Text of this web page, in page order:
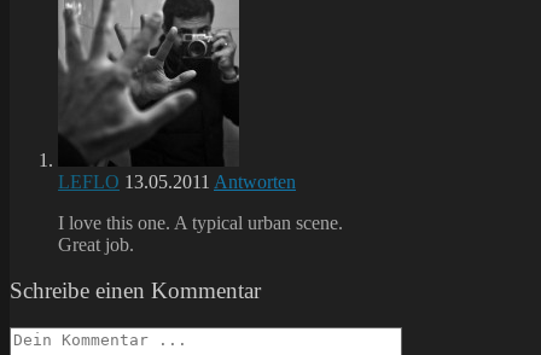
LEFLO 13.05.2011 Antworten
I love this one. A typical urban scene.
Great job.
Schreibe einen Kommentar
Kommentieren